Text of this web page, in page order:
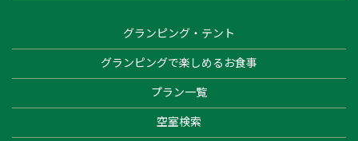
グランピング・テント
グランピングで楽しめるお食事
プラン一覧
空室検索